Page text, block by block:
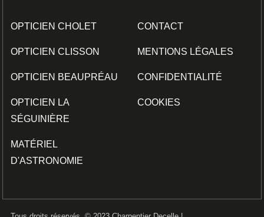
OPTICIEN CHOLET
OPTICIEN CLISSON
OPTICIEN BEAUPRÉAU
OPTICIEN LA
SÉGUINIÈRE
MATÉRIEL
D'ASTRONOMIE
CONTACT
MENTIONS LÉGALES
CONFIDENTIALITÉ
COOKIES